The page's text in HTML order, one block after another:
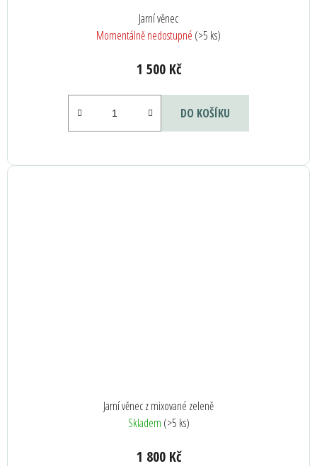
Jarní věnec
Momentálně nedostupné (>5 ks)
1 500 Kč
DO KOŠÍKU
Jarní věnec z mixované zeleně
Skladem (>5 ks)
1 800 Kč